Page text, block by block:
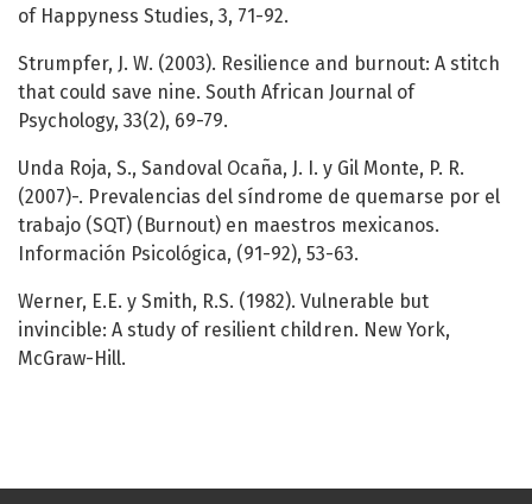
of Happyness Studies, 3, 71-92.
Strumpfer, J. W. (2003). Resilience and burnout: A stitch
that could save nine. South African Journal of
Psychology, 33(2), 69-79.
Unda Roja, S., Sandoval Ocaña, J. I. y Gil Monte, P. R.
(2007)-. Prevalencias del síndrome de quemarse por el
trabajo (SQT) (Burnout) en maestros mexicanos.
Información Psicológica, (91-92), 53-63.
Werner, E.E. y Smith, R.S. (1982). Vulnerable but
invincible: A study of resilient children. New York,
McGraw-Hill.